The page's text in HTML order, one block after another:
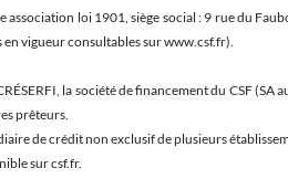
association loi 1901, siège social : 9 rue du
vigueur consultables sur www.csf.fr).
la société de financement du CSF
prêteurs.
de crédit non exclusif de plusieurs
sur csf.fr.